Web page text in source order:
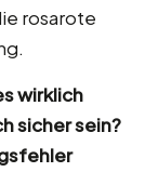
rosarote
wirklich
sicher sein?